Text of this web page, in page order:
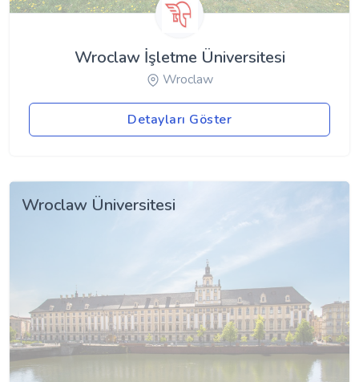
Wroclaw İşletme Üniversitesi
Wroclaw
Detayları Göster
Wroclaw Üniversitesi